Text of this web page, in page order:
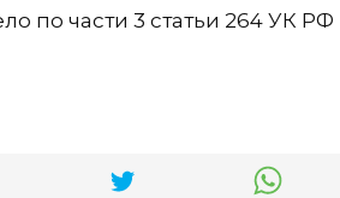
по части 3 статьи 264 УК РФ